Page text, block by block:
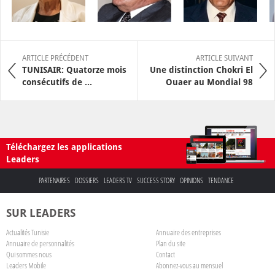
ARTICLE PRÉCÉDENT
TUNISAIR: Quatorze mois
consécutifs de ...
ARTICLE SUIVANT
Une distinction Chokri El
Ouaer au Mondial 98
Téléchargez les applications
Leaders
PARTENAIRES DOSSIERS LEADERS TV SUCCESS STORY OPINIONS TENDANCE
SUR LEADERS
Actualités Tunisie
Annuaire des entreprises
Annuaire de personnalités
Plan du site
Qui sommes nous
Contact
Leaders Mobile
Abonnez-vous au mensuel